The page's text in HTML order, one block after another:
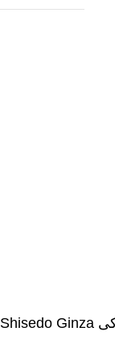
ادکلن شیسیدو گنزا موراساکی Shisedo Ginza